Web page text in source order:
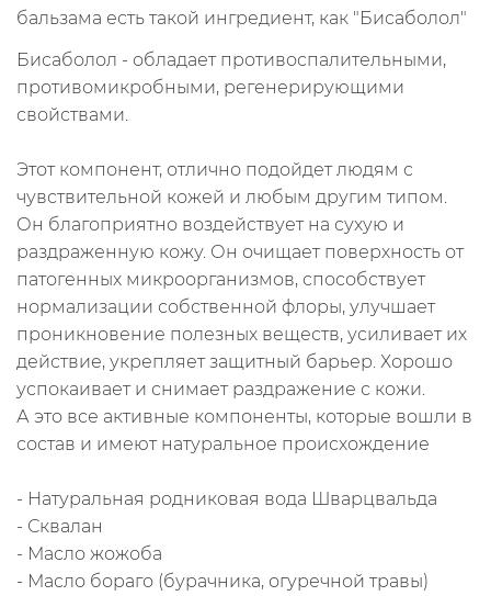
бальзама есть такой ингредиент, как "Бисаболол"
Бисаболол - обладает противоспалительными,
противомикробными, регенерирующими
свойствами.
Этот компонент, отлично подойдет людям с
чувствительной кожей и любым другим типом.
Он благоприятно воздействует на сухую и
раздраженную кожу. Он очищает поверхность от
патогенных микроорганизмов, способствует
нормализации собственной флоры, улучшает
проникновение полезных веществ, усиливает их
действие, укрепляет защитный барьер. Хорошо
успокаивает и снимает раздражение с кожи.
А это все активные компоненты, которые вошли в
состав и имеют натуральное происхождение
- Натуральная родниковая вода Шварцвальда
- Сквалан
- Масло жожоба
- Масло бораго (бурачника, огуречной травы)